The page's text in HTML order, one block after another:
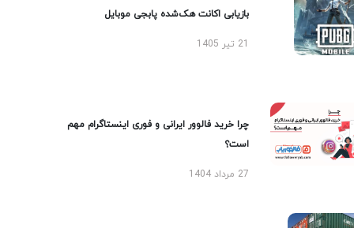
بازیابی اکانت هک‌شده پابجی موبایل
چرا خرید فالوور ایرانی و فوری اینستاگرام مهم
است؟
27 مرداد 1404